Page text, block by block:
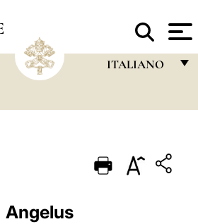
ITALIANO
PORTUGUÊS
Angelus